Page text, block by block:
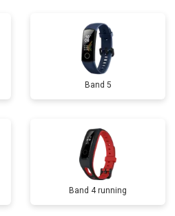
Band 5
Band 4 running